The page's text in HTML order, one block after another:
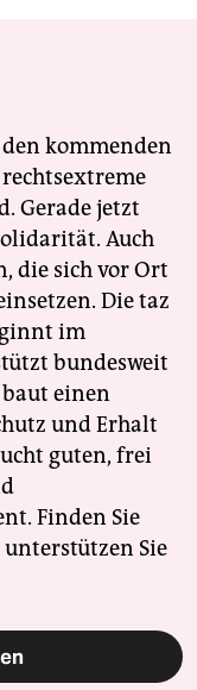
kommenden
Gerade jetzt
Auch
die sich vor Ort
Die taz
im
bundesweit
einen
und Erhalt
guten, frei
Finden Sie
Sie